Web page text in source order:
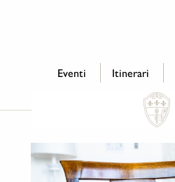
Eventi Itinerari